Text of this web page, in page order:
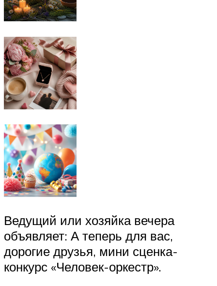
Ведущий или хозяйка вечера
объявляет: А теперь для вас,
дорогие друзья, мини сценка-
конкурс «Человек-оркестр».